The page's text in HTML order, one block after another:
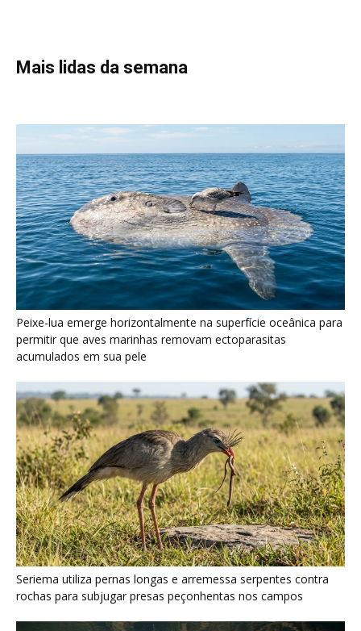
Mais lidas da semana
Peixe-lua emerge horizontalmente na superfície oceânica para
permitir que aves marinhas removam ectoparasitas
acumulados em sua pele
Seriema utiliza pernas longas e arremessa serpentes contra
rochas para subjugar presas peçonhentas nos campos